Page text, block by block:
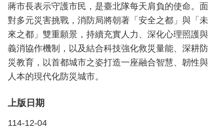
結
陽
光
法
案
專
區
揭
弊
蔣市長表示守護市民，是臺北隊每天肩負的使命。面
對多元災害挑戰，消防局將朝著「安全之都」與「未
來之都」雙重願景，持續充實人力、深化心理照護與
義消協作機制，以及結合科技強化救災量能、深耕防
災教育，以首都城市之姿打造一座融合智慧、韌性與
人本的現代化防災城市。
上版日期
114-12-04